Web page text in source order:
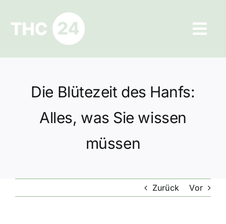
springen
Ratgeber
Hilfe und Kontakt
Datenschutz
Die Blütezeit des Hanfs:
Alles, was Sie wissen
müssen
Zurück Vor